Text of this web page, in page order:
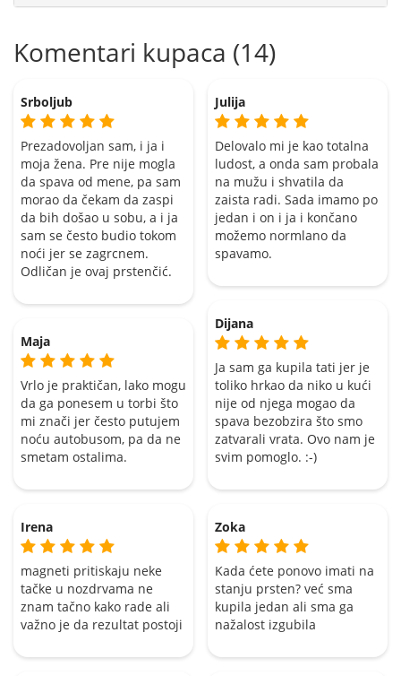
Komentari kupaca (14)
Srboljub
Prezadovoljan sam, i ja i
moja žena. Pre nije mogla
da spava od mene, pa sam
morao da čekam da zaspi
da bih došao u sobu, a i ja
sam se često budio tokom
noći jer se zagrcnem.
Odličan je ovaj prstenčić.
Maja
Vrlo je praktičan, lako mogu
da ga ponesem u torbi što
mi znači jer često putujem
noću autobusom, pa da ne
smetam ostalima.
Irena
magneti pritiskaju neke
tačke u nozdrvama ne
znam tačno kako rade ali
važno je da rezultat postoji
Julija
Delovalo mi je kao totalna
ludost, a onda sam probala
na mužu i shvatila da
zaista radi. Sada imamo po
jedan i on i ja i končano
možemo normlano da
spavamo.
Dijana
Ja sam ga kupila tati jer je
toliko hrkao da niko u kući
nije od njega mogao da
spava bezobzira što smo
zatvarali vrata. Ovo nam je
svim pomoglo. :-)
Zoka
Kada ćete ponovo imati na
stanju prsten? već sma
kupila jedan ali sma ga
nažalost izgubila